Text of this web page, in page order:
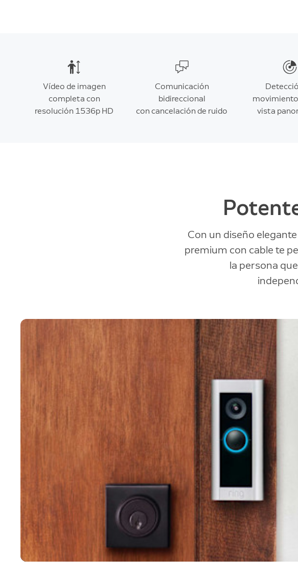
Vídeo de imagen
completa con
resolución 1536p HD
Comunicación
bidireccional
con cancelación de ruido
vista
Con un diseño
premium con cable te
la persona